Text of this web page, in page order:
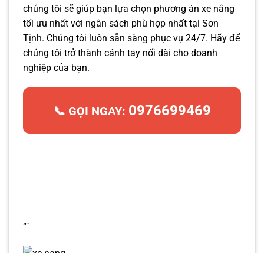
chúng tôi sẽ giúp bạn lựa chọn phương án xe nâng
tối ưu nhất với ngân sách phù hợp nhất tại Sơn
Tịnh. Chúng tôi luôn sẵn sàng phục vụ 24/7. Hãy để
chúng tôi trở thành cánh tay nối dài cho doanh
nghiệp của bạn.
📞 GỌI NGAY: 0976699469
“`